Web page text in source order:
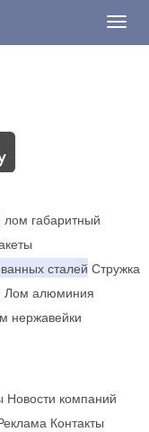
габаритный
сталей Стружка
Лом алюминия
нержавейки
Новости компаний
Контакты